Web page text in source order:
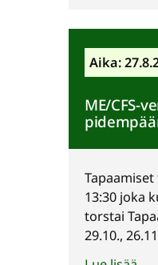
liknande
avsedd för
Finland. Vi
Du behöver
ME/CFS-
Aika:
13:30 joka
torstai
29.10.,
suunnattu